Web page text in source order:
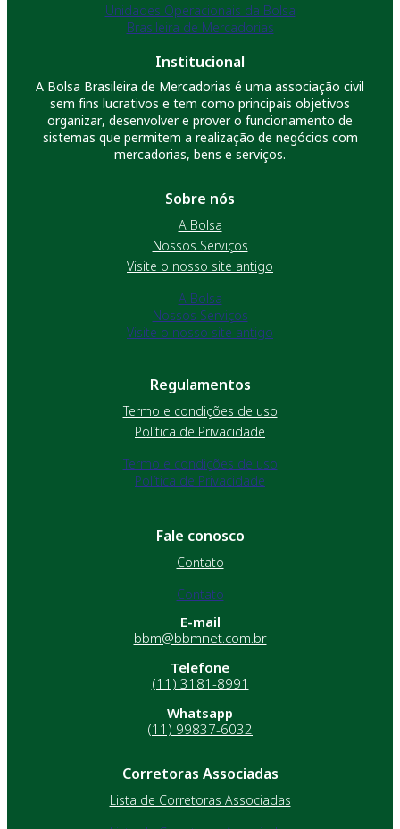
Unidades Operacionais da Bolsa
Brasileira de Mercadorias
Institucional
A Bolsa Brasileira de Mercadorias é uma associação civil
sem fins lucrativos e tem como principais objetivos
organizar, desenvolver e prover o funcionamento de
sistemas que permitem a realização de negócios com
mercadorias, bens e serviços.
Sobre nós
A Bolsa
Nossos Serviços
Visite o nosso site antigo
A Bolsa
Nossos Serviços
Visite o nosso site antigo
Regulamentos
Termo e condições de uso
Política de Privacidade
Termo e condições de uso
Política de Privacidade
Fale conosco
Contato
Contato
E-mail
bbm@bbmnet.com.br
Telefone
(11) 3181-8991
Whatsapp
(11) 99837-6032
Corretoras Associadas
Lista de Corretoras Associadas